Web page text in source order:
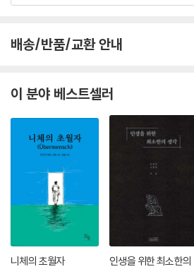
배송/반품/교환 안내
이 분야 베스트셀러
니체의 초월자
인생을 위한 최소한의